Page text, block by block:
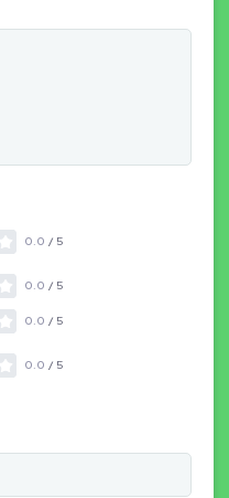
0.0 / 5
0.0 / 5
0.0 / 5
0.0 / 5